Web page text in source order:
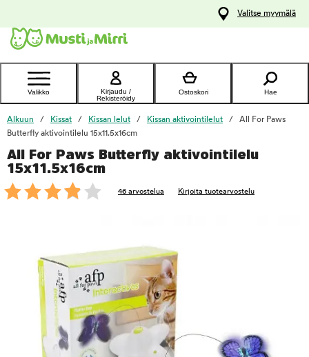
Ota yhteyttä
asiakaspalveluun
Valitse myymälä
Valikko
Kirjaudu /
Rekisteröidy
Ostoskori Hae
Alkuun Kissat Kissan lelut Kissan aktivointilelut
All For Paws
Butterfly aktivointilelu 15x11.5x16cm
All For Paws Butterfly aktivointilelu
15x11.5x16cm
46 arvostelua Kirjoita tuotearvostelu
foo